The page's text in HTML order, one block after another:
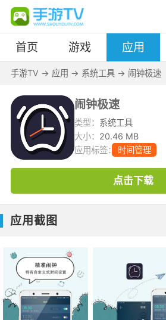
首页 游戏 应用
手游TV -> 应用 -> 系统工具-> 闹钟极速
闹钟极速
类型： 系统工具
大小： 20.46 MB
应用标签：
时间管理
点击下载
应用截图